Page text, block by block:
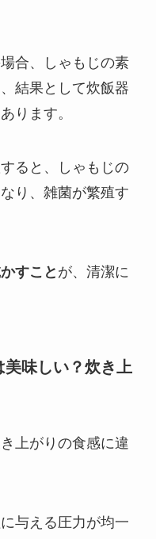
合、しゃもじの素
結果として炊飯器
ります。
ると、しゃもじの
り、雑菌が繁殖す
すこと が、清潔に
味しい？炊き上
上がりの食感に違
与える圧力が均一